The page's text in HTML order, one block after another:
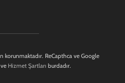
korunmaktadır. ReCapthca ve Google
ve Hizmet Şartları burdadır.